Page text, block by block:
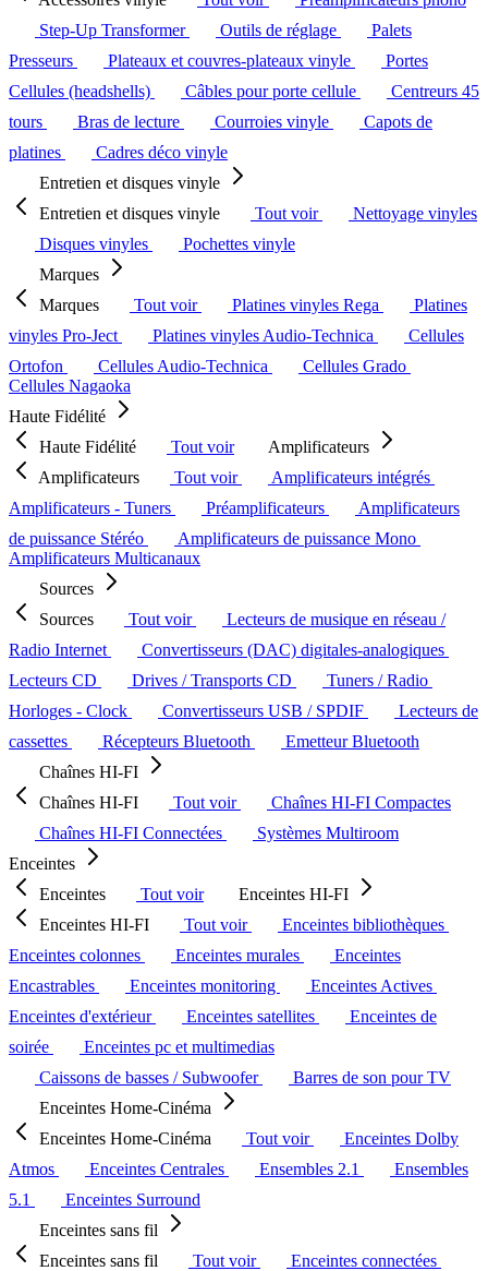
Step-Up Transformer
Outils de réglage
Palets
Presseurs
Plateaux et couvres-plateaux vinyle
Portes
Cellules (headshells)
Câbles pour porte cellule
Centreurs 45
tours
Bras de lecture Courroies vinyle
Capots de
platines
Cadres déco vinyle
Entretien et disques vinyle
Entretien et disques vinyle
Tout voir
Nettoyage vinyles
Disques vinyles
Pochettes vinyle
Marques
Marques
Tout voir Platines vinyles Rega
Platines
vinyles Pro-Ject
Platines vinyles Audio-Technica
Cellules
Ortofon
Cellules Audio-Technica
Cellules Grado
Cellules Nagaoka
Haute Fidélité
Haute Fidélité
Tout voir
Amplificateurs
Amplificateurs
Tout voir
Amplificateurs intégrés
Amplificateurs - Tuners
Préamplificateurs
Amplificateurs
de puissance Stéréo
Amplificateurs de puissance Mono
Amplificateurs Multicanaux
Sources
Sources
Tout voir
Lecteurs de musique en réseau /
Radio Internet
Convertisseurs (DAC) digitales-analogiques
Lecteurs CD
Drives / Transports CD
Tuners / Radio
Horloges - Clock
Convertisseurs USB / SPDIF
Lecteurs de
cassettes
Récepteurs Bluetooth
Emetteur Bluetooth
Chaînes HI-FI
Chaînes HI-FI
Tout voir
Chaînes HI-FI Compactes
Chaînes HI-FI Connectées
Systèmes Multiroom
Enceintes
Enceintes
Tout voir
Enceintes HI-FI
Enceintes HI-FI
Tout voir
Enceintes bibliothèques
Enceintes colonnes
Enceintes murales
Enceintes
Encastrables
Enceintes monitoring
Enceintes Actives
Enceintes d'extérieur
Enceintes satellites
Enceintes de
soirée
Enceintes pc et multimedias
Caissons de basses / Subwoofer
Barres de son pour TV
Enceintes Home-Cinéma
Enceintes Home-Cinéma
Tout voir
Enceintes Dolby
Atmos
Enceintes Centrales Ensembles 2.1
Ensembles
5.1
Enceintes Surround
Enceintes sans fil
Enceintes sans fil
Tout voir
Enceintes connectées